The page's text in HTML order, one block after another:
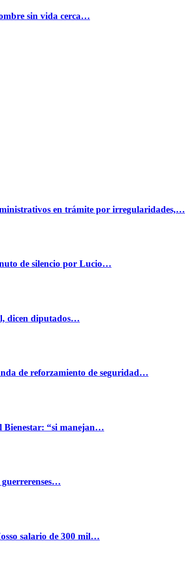
sin vida cerca…
en trámite por irregularidades,…
de silencio por Lucio…
dicen diputados…
de reforzamiento de seguridad…
Bienestar: “si manejan…
salario de 300 mil…